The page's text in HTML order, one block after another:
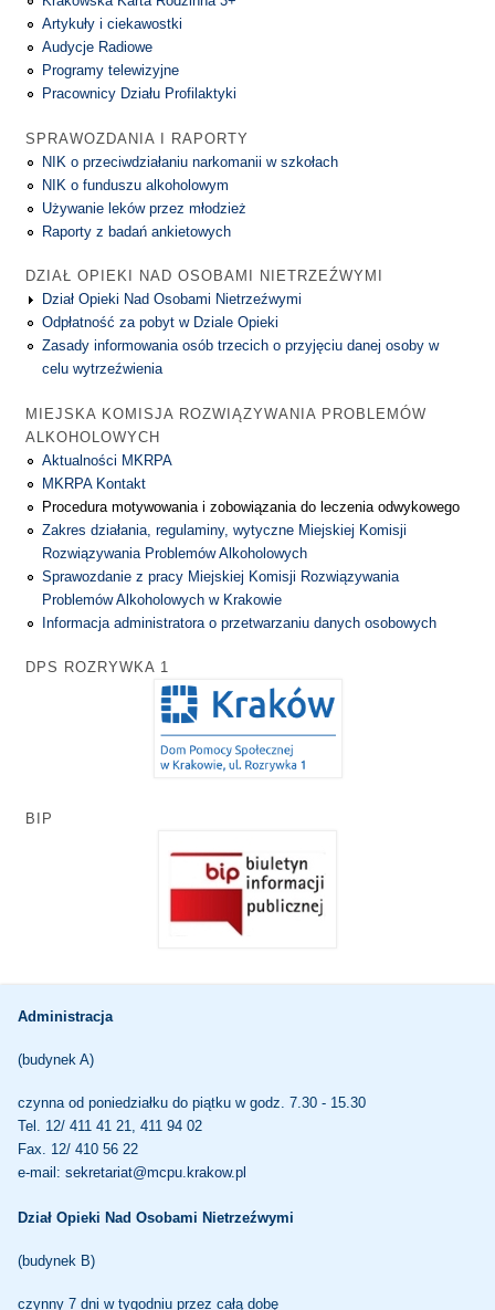
Artykuły i ciekawostki
Audycje Radiowe
Programy telewizyjne
Pracownicy Działu Profilaktyki
SPRAWOZDANIA I RAPORTY
NIK o przeciwdziałaniu narkomanii w szkołach
NIK o funduszu alkoholowym
Używanie leków przez młodzież
Raporty z badań ankietowych
DZIAŁ OPIEKI NAD OSOBAMI NIETRZEŹWYMI
Dział Opieki Nad Osobami Nietrzeźwymi
Odpłatność za pobyt w Dziale Opieki
Zasady informowania osób trzecich o przyjęciu danej osoby w
celu wytrzeźwienia
MIEJSKA KOMISJA ROZWIĄZYWANIA PROBLEMÓW
ALKOHOLOWYCH
Aktualności MKRPA
MKRPA Kontakt
Procedura motywowania i zobowiązania do leczenia odwykowego
Zakres działania, regulaminy, wytyczne Miejskiej Komisji
Rozwiązywania Problemów Alkoholowych
Sprawozdanie z pracy Miejskiej Komisji Rozwiązywania
Problemów Alkoholowych w Krakowie
Informacja administratora o przetwarzaniu danych osobowych
DPS ROZRYWKA 1
BIP
Administracja
(budynek A)
czynna od poniedziałku do piątku w godz. 7.30 - 15.30
Tel. 12/ 411 41 21, 411 94 02
Fax. 12/ 410 56 22
e-mail: sekretariat@mcpu.krakow.pl
Dział Opieki Nad Osobami Nietrzeźwymi
(budynek B)
czynny 7 dni w tygodniu przez całą dobę